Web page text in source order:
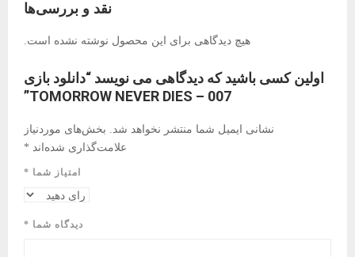
نقد و بررسی‌ها
هیچ دیدگاهی برای این محصول نوشته نشده است.
اولین کسی باشید که دیدگاهی می نویسد “دانلود بازی
007 – TOMORROW NEVER DIES”
نشانی ایمیل شما منتشر نخواهد شد. بخش‌های موردنیاز
علامت‌گذاری شده‌اند *
امتیاز شما *
دیدگاه شما *